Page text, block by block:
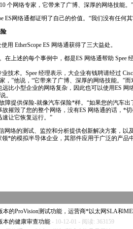
个网络专家，它带来了广博、深厚的网络技能。”
ES网络通都证明了自己的价值。“我们没有任何
用 EtherScope ES 网络通获得了三大益处。
在上述的每个事例中，都是ES 网络通帮助
业技术。Spee 经理表示，大企业有钱聘请经过
，”他说，“它带来了广博、深厚的网络技能。”
比小型企业的网络复杂，因此也可以使用ES
。
障提供保险-就像汽车保险*样。“如果您的汽车
摧毁了您的整个网络，没有ES 网络通的话， *切
让它恢复运行。”
网络的测试、监控和分析提供创新解决方案，以
领*的模拟半导体企业，其部件应用于广泛的产品
本的ProVision测试功能，运营商*以太网SLA和
本的健康审查功能 - 10-12-01 - 阅读: 363159